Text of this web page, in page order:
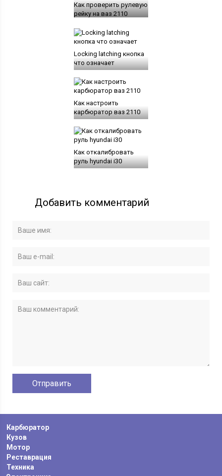
Как проверить рулевую
рейку на ваз 2110
Locking latching кнопка
что означает
Как настроить
карбюратор ваз 2110
Как откалибровать
руль hyundai i30
Добавить комментарий
Карбюратор
Кузов
Мотор
Реставрация
Техника